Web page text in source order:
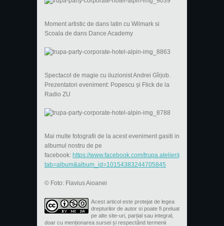
Moment artistic de dans latin cu Wilmark si
Scoala de dans Dance Academy
Spectacol de magie cu iluzionist Andrei Gîrjob.
Prezentatori eveniment: Popescu și Flick de la
Radio ZU
Mai multe fotografii de la acest eveniment gasiti in
albumul nostru de pe
facebook: https://www.facebook.com/trupa.atelier/photos/?
tab=album&album_id=10154383244705845
© Foto: Flavius Aioanei
Acest articol este protejat de legea
drepturilor de autor si poate fi preluat
pe alte site-uri, parțial sau integral,
doar cu menționarea sursei și respectând termenii